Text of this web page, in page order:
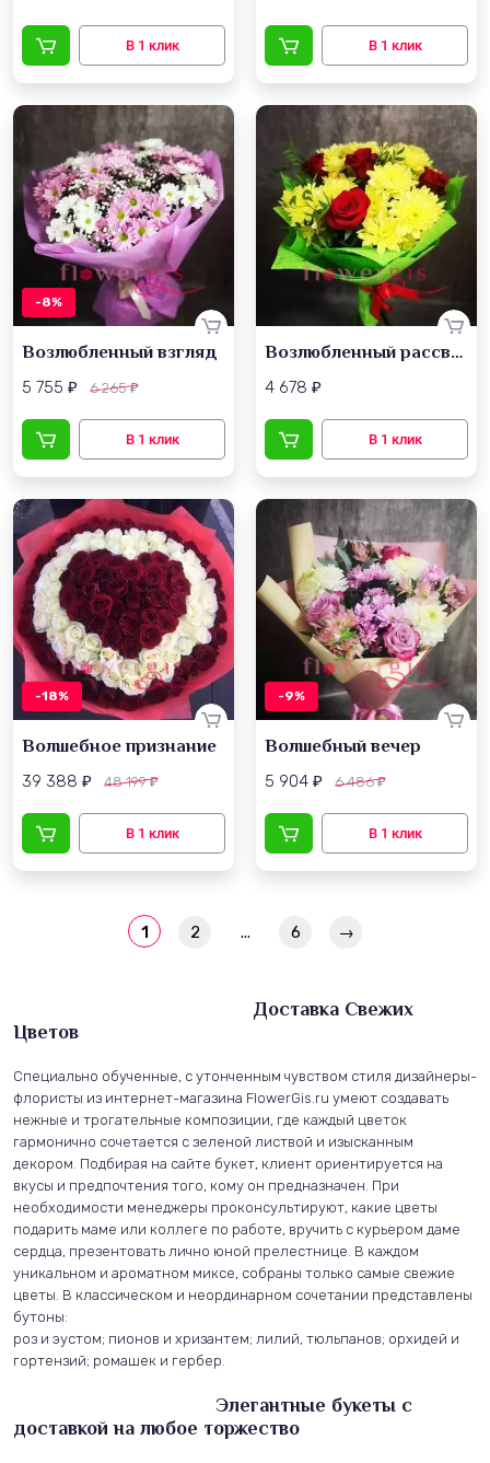
-8%
Возлюбленный взгляд
5 755 ₽ 6 265₽
Возлюбленный рассвет
4 678 ₽
-18%
Волшебное признание
39 388 ₽ 48 199₽
-9%
Волшебный вечер
5 904 ₽ 6 486₽
1 2 ... 6 →
Доставка Свежих
Цветов
Специально обученные, с утонченным чувством стиля дизайнеры-
флористы из интернет-магазина FlowerGis.ru умеют создавать
нежные и трогательные композиции, где каждый цветок
гармонично сочетается с зеленой листвой и изысканным
декором. Подбирая на сайте букет, клиент ориентируется на
вкусы и предпочтения того, кому он предназначен. При
необходимости менеджеры проконсультируют, какие цветы
подарить маме или коллеге по работе, вручить с курьером даме
сердца, презентовать лично юной прелестнице. В каждом
уникальном и ароматном миксе, собраны только самые свежие
цветы. В классическом и неординарном сочетании представлены
бутоны:
роз и эустом; пионов и хризантем; лилий, тюльпанов; орхидей и
гортензий; ромашек и гербер.
Элегантные букеты с
доставкой на любое торжество